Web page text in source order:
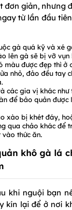
đơn giản, nhưng
từ lần đầu
gà quá kỹ và xé
lên gà sẽ bị vỡ
màu được đẹp thì ở
nhỏ, đảo đều tay
các gia vị khác như
để bảo quản được
xào bị khét đáy,
qua chảo khác để
thức ăn.
khô gà lá
khi nguội bạn
kín lại để ở nơi